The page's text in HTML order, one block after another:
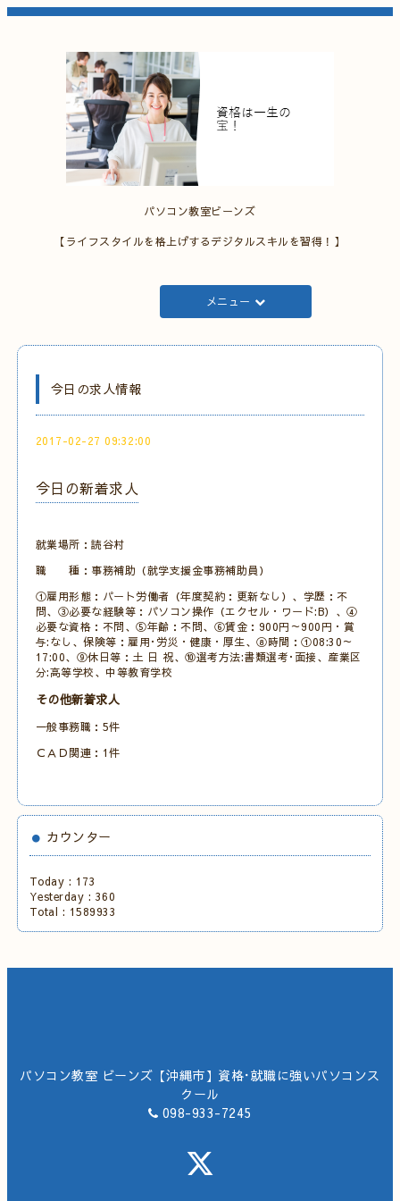
パソコン教室ビーンズ
【ライフスタイルを格上げするデジタルスキルを習得！】
メニュー
今日の求人情報
2017-02-27 09:32:00
今日の新着求人
就業場所：読谷村
職 種：事務補助（就学支援金事務補助員）
①雇用形態：パート労働者（年度契約：更新なし）、学歴：不
問、③必要な経験等：パソコン操作（エクセル・ワード:B）、④
必要な資格：不問、⑤年齢：不問、⑥賃金：900円～900円・賞
与:なし、保険等：雇用･労災・健康・厚生、⑧時間：①08:30～
17:00、⑨休日等：土 日 祝、⑩選考方法:書類選考･面接、産業区
分:高等学校、中等教育学校
その他新着求人
一般事務職：5件
ＣＡＤ関連：1件
カウンター
Today : 173
Yesterday : 360
Total : 1589933
パソコン教室 ビーンズ【沖縄市】資格･就職に強いパソコンス
クール
098-933-7245